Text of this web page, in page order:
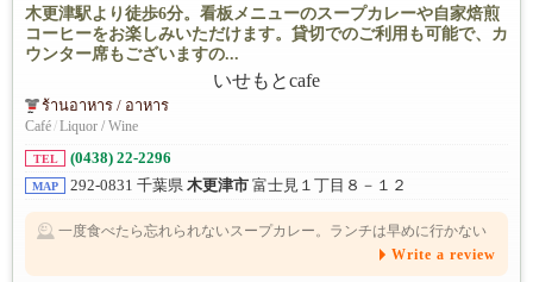
木更津駅より徒歩6分。看板メニューのスープカレーや自家焙煎
コーヒーをお楽しみいただけます。貸切でのご利用も可能で、カ
ウンター席もございますの...
ร้านอาหาร / อาหาร
Café/Liquor / Wine
TEL (0438) 22-2296
MAP 292-0831 千葉県 木更津市 富士見１丁目８－１２
一度食べたら忘れられないスープカレー。ランチは早めに行かない
Write a review